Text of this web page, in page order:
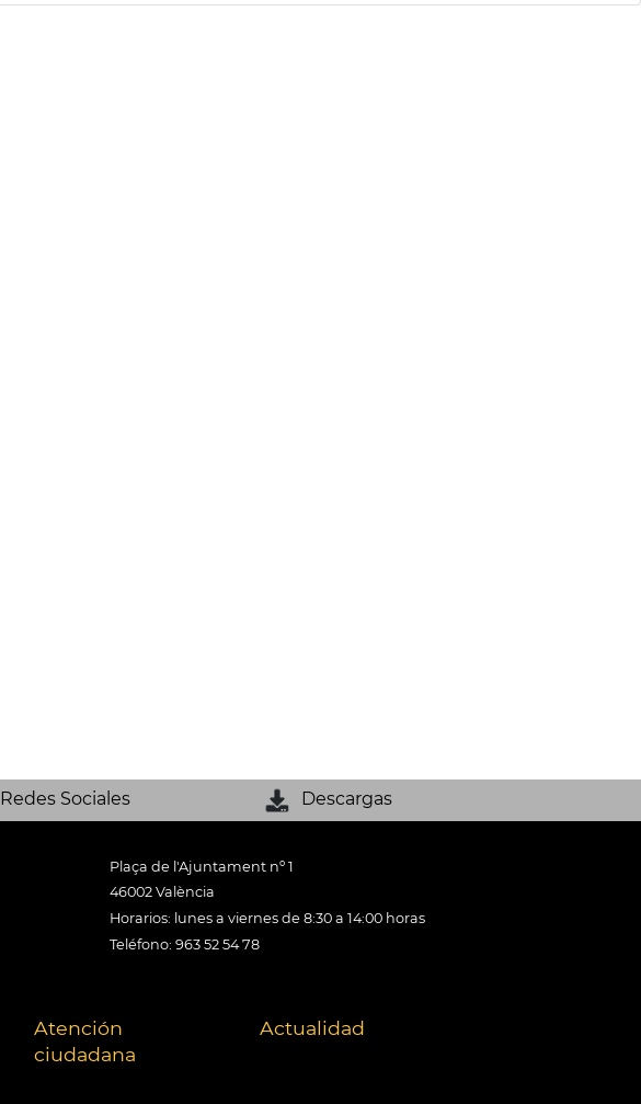
Redes Sociales Descargas
Plaça de l'Ajuntament nº 1
46002 València
Horarios: lunes a viernes de 8:30 a 14:00 horas
Teléfono: 963 52 54 78
Atención
ciudadana
Actualidad